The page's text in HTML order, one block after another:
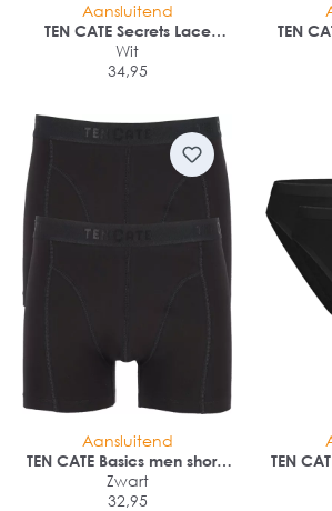
Aansluitend
TEN CATE Secrets Lace
women singlet met kant (1-
pack)
Wit
34,95
TEN
Aansluitend
TEN CATE Basics men shorts
(2-pack)
Zwart
32,95
TEN